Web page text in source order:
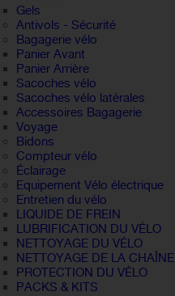
Gels
Antivols - Sécurité
Bagagerie vélo
Panier Avant
Panier Arrière
Sacoches vélo
Sacoches vélo latérales
Accessoires Bagagerie
Voyage
Bidons
Compteur vélo
Éclairage
Equipement Vélo électrique
Entretien du vélo
LIQUIDE DE FREIN
LUBRIFICATION DU VÉLO
NETTOYAGE DU VÉLO
NETTOYAGE DE LA CHAÎNE
PROTECTION DU VÉLO
PACKS & KITS